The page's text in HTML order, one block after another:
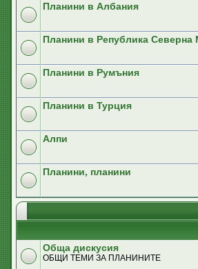
Планини в Албания
Планини в Република Северна
Планини в Румъния
Планини в Турция
Алпи
Планини, планини
Обща дискусия
ОБЩИ ТЕМИ ЗА ПЛАНИНИТЕ